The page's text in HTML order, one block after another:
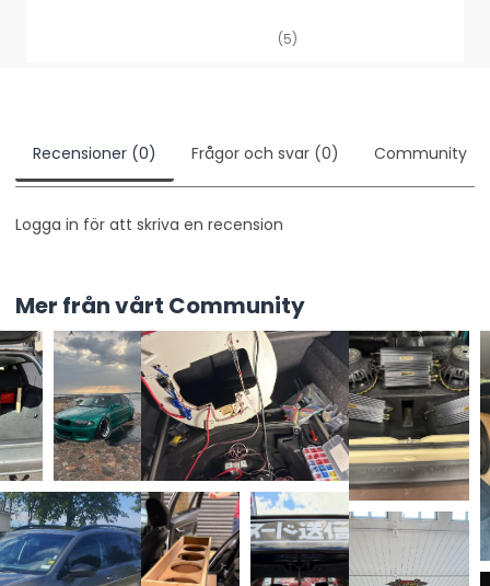
(5)
Recensioner (0) Frågor och svar (0) Community
Logga in för att skriva en recension
Mer från vårt Community